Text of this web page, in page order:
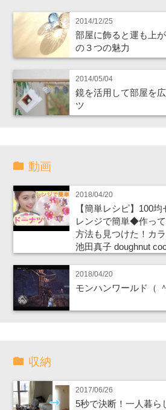
2014/12/25
部屋に飾ると運も上
の３つの魅力
2014/05/04
鏡を活用して部屋を
ツ
動画
2018/04/20
【簡単レシピ】100
レンジで簡単◆作っ
方法も見つけた！カ
池田真子 doughnut
2018/04/20
モンハンワールド（
収納
2017/06/26
5秒で決断！一人暮ら